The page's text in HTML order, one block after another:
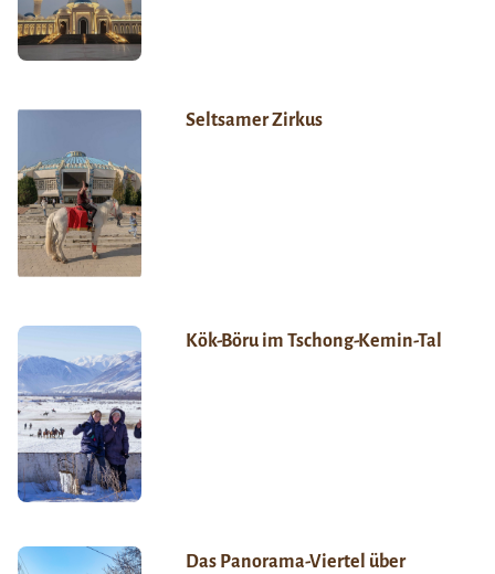
Seltsamer Zirkus
Kök-Böru im Tschong-Kemin-Tal
Das Panorama-Viertel über